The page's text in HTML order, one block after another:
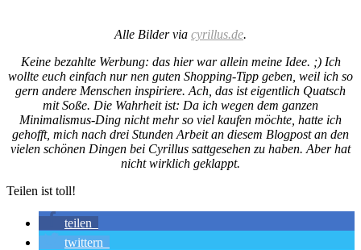
Alle Bilder via cyrillus.de.
Keine bezahlte Werbung: das hier war allein meine Idee. ;) Ich
wollte euch einfach nur nen guten Shopping-Tipp geben, weil ich so
gern andere Menschen inspiriere. Ach, das ist eigentlich Quatsch
mit Soße. Die Wahrheit ist: Da ich wegen dem ganzen
Minimalismus-Ding nicht mehr so viel kaufen möchte, hatte ich
gehofft, mich nach drei Stunden Arbeit an diesem Blogpost an den
vielen schönen Dingen bei Cyrillus sattgesehen zu haben. Aberhat
nicht wirklich geklappt.
Teilen ist toll!
teilen
twittern